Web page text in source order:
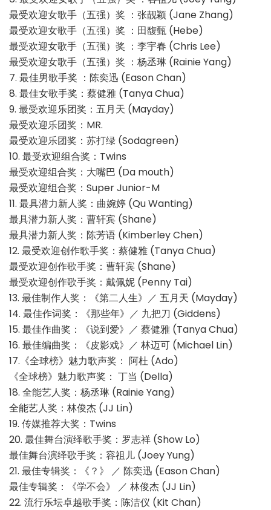
最受欢迎女歌手（五强）奖 ：张靓颖 (Jane Zhang)
最受欢迎女歌手（五强）奖 ：田馥甄 (Hebe)
最受欢迎女歌手（五强）奖 ：李宇春 (Chris Lee)
最受欢迎女歌手（五强）奖 ：杨丞琳 (Rainie Yang)
7. 最佳男歌手奖 ：陈奕迅 (Eason Chan)
8. 最佳女歌手奖：蔡健雅 (Tanya Chua)
9. 最受欢迎乐团奖：五月天 (Mayday)
最受欢迎乐团奖：MR.
最受欢迎乐团奖：苏打绿 (Sodagreen)
10. 最受欢迎组合奖：Twins
最受欢迎组合奖：大嘴巴 (Da mouth)
最受欢迎组合奖：Super Junior-M
11. 最具潜力新人奖：曲婉婷 (Qu Wanting)
最具潜力新人奖：曹轩宾 (Shane)
最具潜力新人奖：陈芳语 (Kimberley Chen)
12. 最受欢迎创作歌手奖：蔡健雅 (Tanya Chua)
最受欢迎创作歌手奖：曹轩宾 (Shane)
最受欢迎创作歌手奖：戴佩妮 (Penny Tai)
13. 最佳制作人奖：《第二人生》／ 五月天 (Mayday)
14. 最佳作词奖：《那些年》／ 九把刀 (Giddens)
15. 最佳作曲奖：《说到爱》／ 蔡健雅 (Tanya Chua)
16. 最佳编曲奖：《皮影戏》／ 林迈可 (Michael Lin)
17.《全球榜》魅力歌声奖： 阿杜 (Ado)
《全球榜》魅力歌声奖： 丁当 (Della)
18. 全能艺人奖：杨丞琳 (Rainie Yang)
全能艺人奖：林俊杰 (JJ Lin)
19. 传媒推荐大奖：Twins
20. 最佳舞台演绎歌手奖：罗志祥 (Show Lo)
最佳舞台演绎歌手奖：容祖儿 (Joey Yung)
21. 最佳专辑奖：《？》 ／ 陈奕迅 (Eason Chan)
最佳专辑奖：《学不会》 ／ 林俊杰 (JJ Lin)
22. 流行乐坛卓越歌手奖：陈洁仪 (Kit Chan)